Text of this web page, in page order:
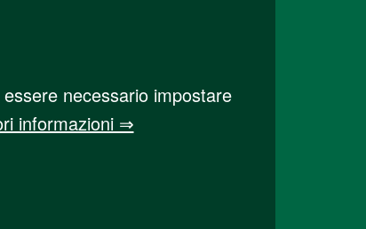
necessario impostare
informazioni ⇒